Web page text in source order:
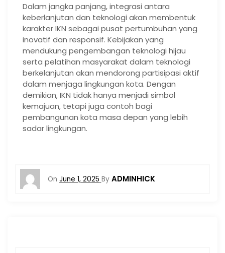
Dalam jangka panjang, integrasi antara
keberlanjutan dan teknologi akan membentuk
karakter IKN sebagai pusat pertumbuhan yang
inovatif dan responsif. Kebijakan yang
mendukung pengembangan teknologi hijau
serta pelatihan masyarakat dalam teknologi
berkelanjutan akan mendorong partisipasi aktif
dalam menjaga lingkungan kota. Dengan
demikian, IKN tidak hanya menjadi simbol
kemajuan, tetapi juga contoh bagi
pembangunan kota masa depan yang lebih
sadar lingkungan.
On June 1, 2025 By ADMINHICK